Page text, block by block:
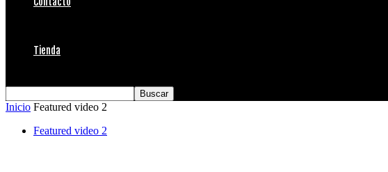
Tienda
Inicio Featured video 2
Featured video 2